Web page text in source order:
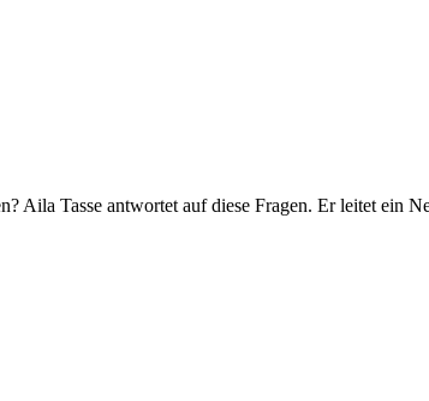
Aila Tasse antwortet auf diese Fragen. Er leitet ein